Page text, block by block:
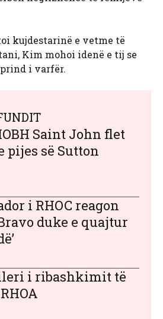
kujdestarinë e vetme të
Kim mohoi idenë e tij se
i varfër.
Saint John flet
pijes së Sutton
i RHOC reagon
duke e quajtur
i ribashkimit të